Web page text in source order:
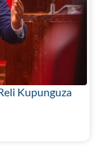
Kupunguza